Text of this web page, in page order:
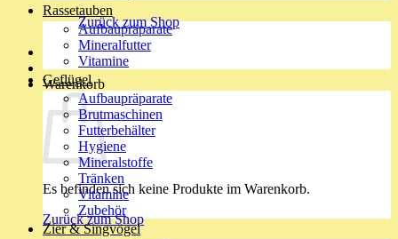
Zurück zum Shop
Warenkorb
Es befinden sich keine Produkte im Warenkorb.
Zurück zum Shop
Rassetauben
Aufbaupräparate
Mineralfutter
Vitamine
Geflügel
Aufbaupräparate
Brutmaschinen
Futterbehälter
Hygiene
Mineralstoffe
Tränken
Vitamine
Zubehör
Zier & Singvögel